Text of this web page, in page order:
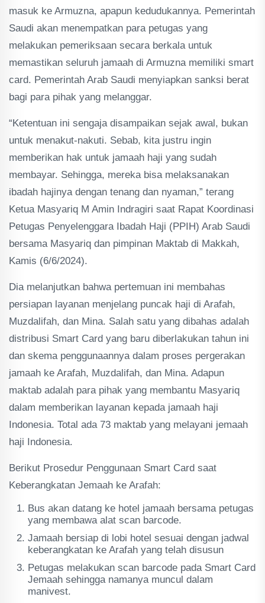
masuk ke Armuzna, apapun kedudukannya. Pemerintah
Saudi akan menempatkan para petugas yang
melakukan pemeriksaan secara berkala untuk
memastikan seluruh jamaah di Armuzna memiliki smart
card. Pemerintah Arab Saudi menyiapkan sanksi berat
bagi para pihak yang melanggar.
“Ketentuan ini sengaja disampaikan sejak awal, bukan
untuk menakut-nakuti. Sebab, kita justru ingin
memberikan hak untuk jamaah haji yang sudah
membayar. Sehingga, mereka bisa melaksanakan
ibadah hajinya dengan tenang dan nyaman,” terang
Ketua Masyariq M Amin Indragiri saat Rapat Koordinasi
Petugas Penyelenggara Ibadah Haji (PPIH) Arab Saudi
bersama Masyariq dan pimpinan Maktab di Makkah,
Kamis (6/6/2024).
Dia melanjutkan bahwa pertemuan ini membahas
persiapan layanan menjelang puncak haji di Arafah,
Muzdalifah, dan Mina. Salah satu yang dibahas adalah
distribusi Smart Card yang baru diberlakukan tahun ini
dan skema penggunaannya dalam proses pergerakan
jamaah ke Arafah, Muzdalifah, dan Mina. Adapun
maktab adalah para pihak yang membantu Masyariq
dalam memberikan layanan kepada jamaah haji
Indonesia. Total ada 73 maktab yang melayani jemaah
haji Indonesia.
Berikut Prosedur Penggunaan Smart Card saat
Keberangkatan Jemaah ke Arafah:
Bus akan datang ke hotel jamaah bersama petugas
yang membawa alat scan barcode.
Jamaah bersiap di lobi hotel sesuai dengan jadwal
keberangkatan ke Arafah yang telah disusun
Petugas melakukan scan barcode pada Smart Card
Jemaah sehingga namanya muncul dalam
manivest.